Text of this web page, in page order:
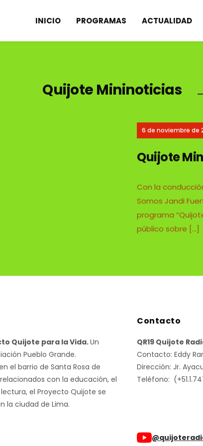
INICIO PROGRAMAS ACTUALIDAD
Quijote Mininoticias
6 de noviembre de
Quijote
Con la
Somos Jandi
programa
público sobre […]
Quijote para la Vida.Un
Pueblo Grande.
el barrio de Santa Rosa de
con la educación, el
el Proyecto Quijote se
la ciudad de Lima.
Contacto
QR19 Quijote
Contacto: Eddy
Dirección: Jr.
Teléfono: